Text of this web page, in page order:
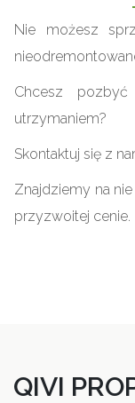
Nie możesz
Chcesz
utrzymaniem?
Skontaktuj się z
Znajdziemy na
przyzwoitej cenie.
QIVI